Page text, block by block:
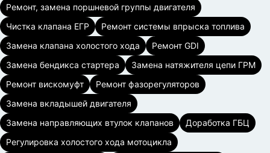
Ремонт, замена поршневой группы двигателя
Чистка клапана ЕГР
Ремонт системы впрыска топлива
Замена клапана холостого хода
Ремонт GDI
Замена бендикса стартера
Замена натяжителя цепи ГРМ
Ремонт вискомуфт
Ремонт фазорегуляторов
Замена вкладышей двигателя
Замена направляющих втулок клапанов
Доработка ГБЦ
Регулировка холостого хода мотоцикла